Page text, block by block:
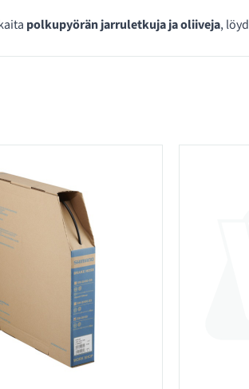
polkupyörän jarruletkuja ja oliiveja,
Jarruletkut ja oliivit